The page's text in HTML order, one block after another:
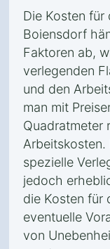
Die Kosten für
Boiensdorf
Faktoren ab,
verlegenden
und den
man mit
Quadratmeter
spezielle
jedoch
die Kosten für
eventuelle
von